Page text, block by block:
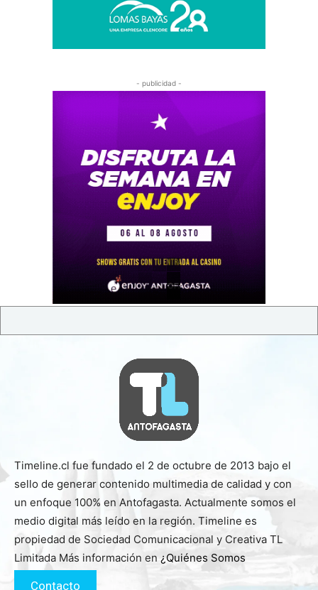
- publicidad -
Timeline.cl fue fundado el 2 de octubre de 2013 bajo el
sello de generar contenido multimedia de calidad y con
un enfoque 100% en Antofagasta. Actualmente somos el
medio digital más leído en la región. Timeline es
propiedad de Sociedad Comunicacional y Creativa TL
Limitada Más información en ¿Quiénes Somos
Contacto